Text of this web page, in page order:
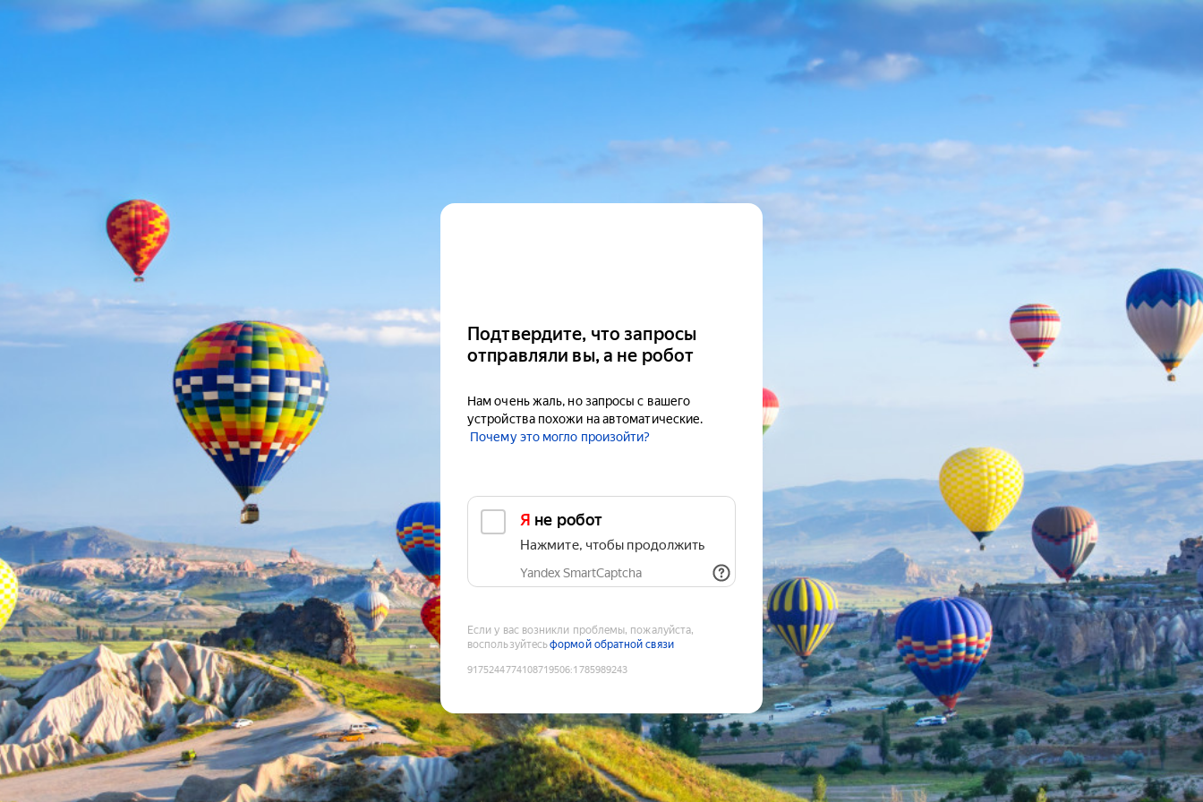
Подтвердите, что запросы
отправляли вы, а не робот
Нам очень жаль, но запросы с вашего
устройства похожи на автоматические.
Почему это могло произойти?
Я не робот
Нажмите, чтобы продолжить
Yandex SmartCaptcha
Если у вас возникли проблемы, пожалуйста,
воспользуйтесьформой обратной связи
9175244774108719506:1785989243